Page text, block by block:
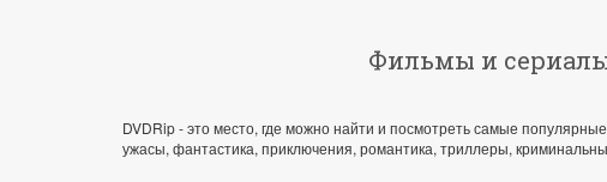
Фильмы и сериалы
DVDRip - это место, где можно найти и посмотреть самые
ужасы, фантастика, приключения, романтика, триллеры,